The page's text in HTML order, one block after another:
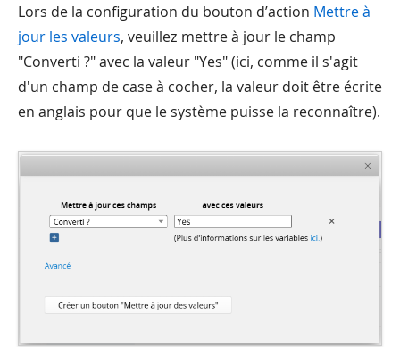
Lors de la configuration du bouton d’action Mettre à
jour les valeurs, veuillez mettre à jour le champ
"Converti ?" avec la valeur "Yes" (ici, comme il s'agit
d'un champ de case à cocher, la valeur doit être écrite
en anglais pour que le système puisse la reconnaître).